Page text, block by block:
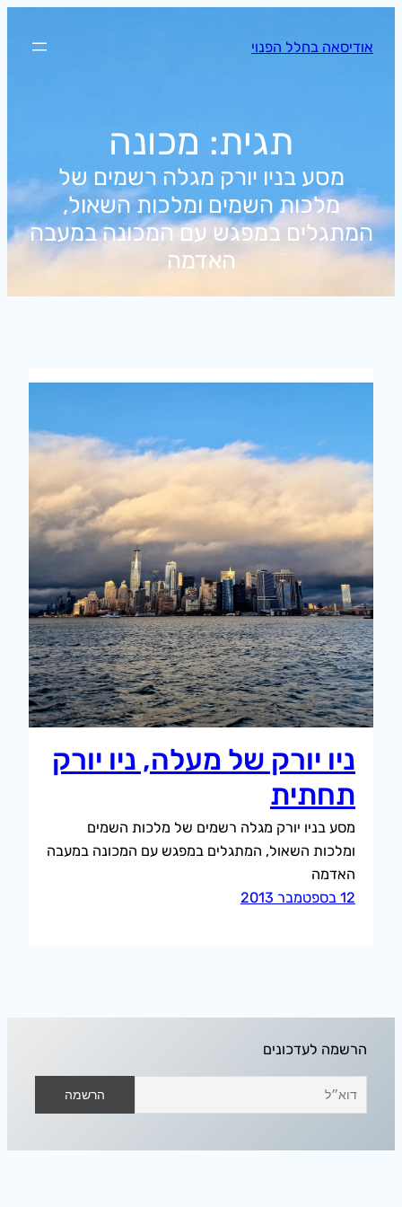
לתוכןאודיסאה בחלל הפנוי
תגית: מכונה
מסע בניו יורק מגלה רשמים של
מלכות השמים ומלכות השאול,
המתגלים במפגש עם המכונה במעבה
האדמה
ניו יורק של מעלה, ניו יורק
תחתית
מסע בניו יורק מגלה רשמים של מלכות השמים
ומלכות השאול, המתגלים במפגש עם המכונה במעבה
האדמה
12 בספטמבר 2013
הרשמה לעדכונים